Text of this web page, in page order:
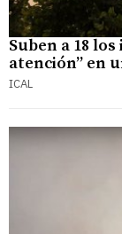
Suben a 18
atención” en
ICAL